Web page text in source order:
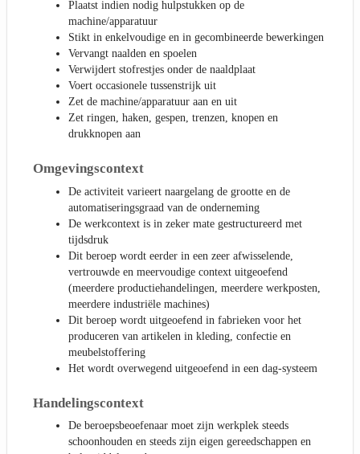
Plaatst indien nodig hulpstukken op de
machine/apparatuur
Stikt in enkelvoudige en in gecombineerde bewerkingen
Vervangt naalden en spoelen
Verwijdert stofrestjes onder de naaldplaat
Voert occasionele tussenstrijk uit
Zet de machine/apparatuur aan en uit
Zet ringen, haken, gespen, trenzen, knopen en
drukknopen aan
Omgevingscontext
De activiteit varieert naargelang de grootte en de
automatiseringsgraad van de onderneming
De werkcontext is in zeker mate gestructureerd met
tijdsdruk
Dit beroep wordt eerder in een zeer afwisselende,
vertrouwde en meervoudige context uitgeoefend
(meerdere productiehandelingen, meerdere werkposten,
meerdere industriële machines)
Dit beroep wordt uitgeoefend in fabrieken voor het
produceren van artikelen in kleding, confectie en
meubelstoffering
Het wordt overwegend uitgeoefend in een dag-systeem
Handelingscontext
De beroepsbeoefenaar moet zijn werkplek steeds
schoonhouden en steeds zijn eigen gereedschappen en